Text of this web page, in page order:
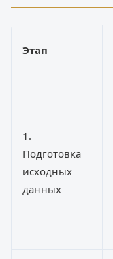
Этап
1.
Подготовка
исходных
данных